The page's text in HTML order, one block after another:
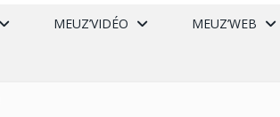
MEUZ’VIDÉO MEUZ’WEB